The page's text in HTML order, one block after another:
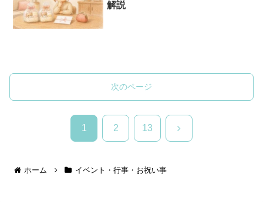
解説
次のページ
1 2 13 次
ホーム イベント・行事・お祝い事